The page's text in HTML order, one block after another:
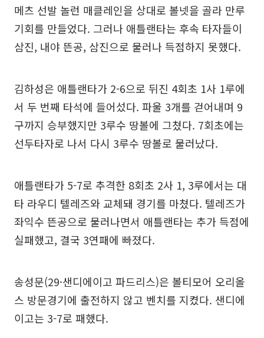
메츠 선발 놀런 매클레인을 상대로 볼넷을 골라 만루
기회를 만들었다. 그러나 애틀랜타는 후속 타자들이
삼진, 내야 뜬공, 삼진으로 물러나 득점하지 못했다.
김하성은 애틀랜타가 2-6으로 뒤진 4회초 1사 1루에
서 두 번째 타석에 들어섰다. 파울 3개를 걷어내며 9
구까지 승부했지만 3루수 땅볼에 그쳤다. 7회초에는
선두타자로 나서 다시 3루수 땅볼로 물러났다.
애틀랜타가 5-7로 추격한 8회초 2사 1, 3루에서는 대
타 라우디 텔레즈와 교체돼 경기를 마쳤다. 텔레즈가
좌익수 뜬공으로 물러나면서 애틀랜타는 추가 득점에
실패했고, 결국 3연패에 빠졌다.
송성문(29·샌디에이고 파드리스)은 볼티모어 오리올
스 방문경기에 출전하지 않고 벤치를 지켰다. 샌디에
이고는 3-7로 패했다.